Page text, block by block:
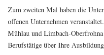
Zum zweiten Mal haben die
offenen Unternehmen
Mühlau und Limbach-
Berufstätige über Ihre